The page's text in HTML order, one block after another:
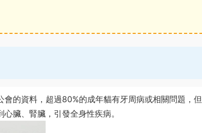
的資料，超過80%的成年貓有牙周病或相關問題，但
臟、腎臟，引發全身性疾病。